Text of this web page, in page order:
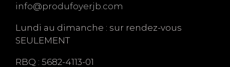
info@produfoyerjb.com
Lundi au dimanche : sur rendez-vous
SEULEMENT
RBQ : 5682-4113-01